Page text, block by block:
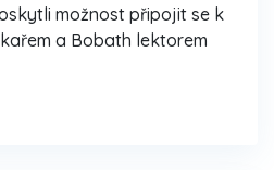
možnost připojit se k
a Bobath lektorem